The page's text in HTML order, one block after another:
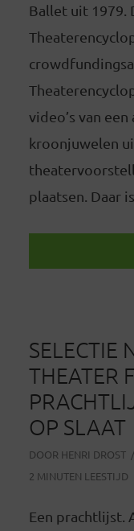
Ballet uit 1979.
video’s van een
kroonjuwelen
plaatsen. Daar
SELECTIE
THEATER
OP SLAAT
DOOR HENRI DROST
2 MINUTEN LEESTIJD
Een prachtlijst.